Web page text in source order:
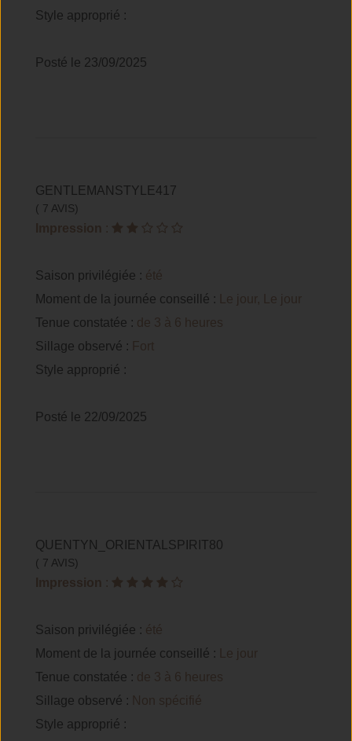
Style approprié :
Posté le 23/09/2025
GENTLEMANSTYLE417
( 7 AVIS)
Impression :
Saison privilégiée : été
Moment de la journée conseillé :
Le jour, Le jour
Tenue constatée : de 3 à 6 heures
Sillage observé : Fort
Style approprié :
Posté le 22/09/2025
QUENTYN_ORIENTALSPIRIT80
( 7 AVIS)
Impression :
Saison privilégiée : été
Moment de la journée conseillé :
Le jour
Tenue constatée : de 3 à 6 heures
Sillage observé : Non spécifié
Style approprié :